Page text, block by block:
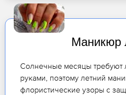
Маникюр
Солнечные месяцы требуют
руками, поэтому летний
флористические узоры с